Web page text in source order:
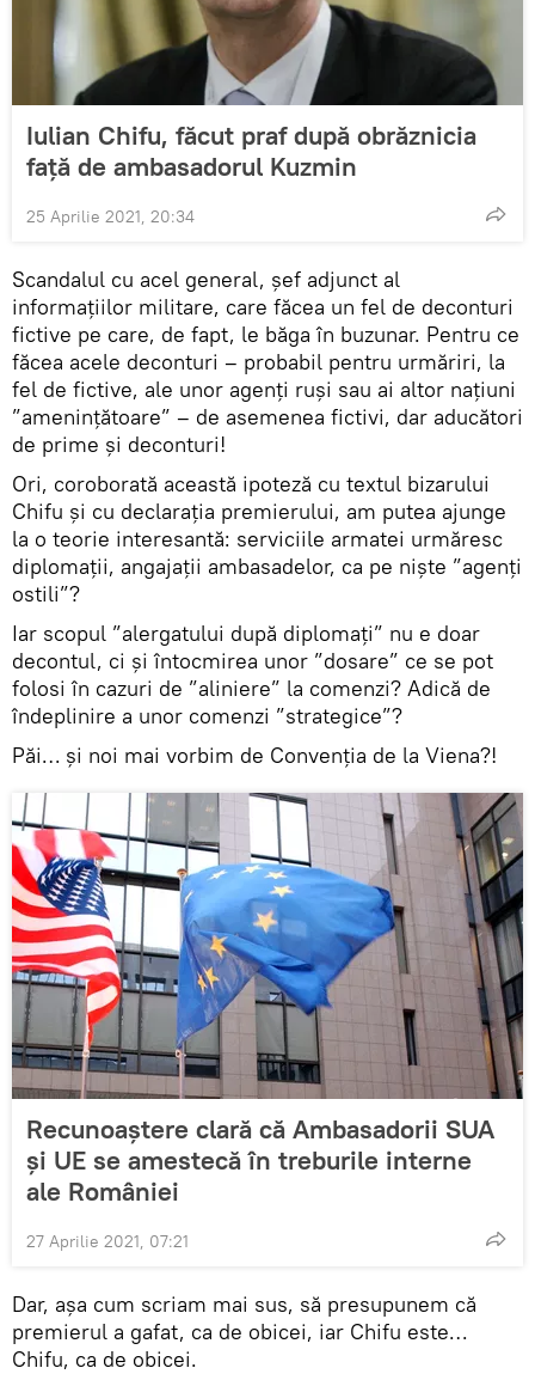
Iulian Chifu, făcut praf după obrăznicia
față de ambasadorul Kuzmin
25 Aprilie 2021, 20:34
Scandalul cu acel general, șef adjunct al
informațiilor militare, care făcea un fel de deconturi
fictive pe care, de fapt, le băga în buzunar. Pentru ce
făcea acele deconturi – probabil pentru urmăriri, la
fel de fictive, ale unor agenți ruși sau ai altor națiuni
”amenințătoare” – de asemenea fictivi, dar aducători
de prime și deconturi!
Ori, coroborată această ipoteză cu textul bizarului
Chifu și cu declarația premierului, am putea ajunge
la o teorie interesantă: serviciile armatei urmăresc
diplomații, angajații ambasadelor, ca pe niște ”agenți
ostili”?
Iar scopul ”alergatului după diplomați” nu e doar
decontul, ci și întocmirea unor ”dosare” ce se pot
folosi în cazuri de ”aliniere” la comenzi? Adică de
îndeplinire a unor comenzi ”strategice”?
Păi… și noi mai vorbim de Convenția de la Viena?!
Recunoaștere clară că Ambasadorii SUA
și UE se amestecă în treburile interne
ale României
27 Aprilie 2021, 07:21
Dar, așa cum scriam mai sus, să presupunem că
premierul a gafat, ca de obicei, iar Chifu este…
Chifu, ca de obicei.